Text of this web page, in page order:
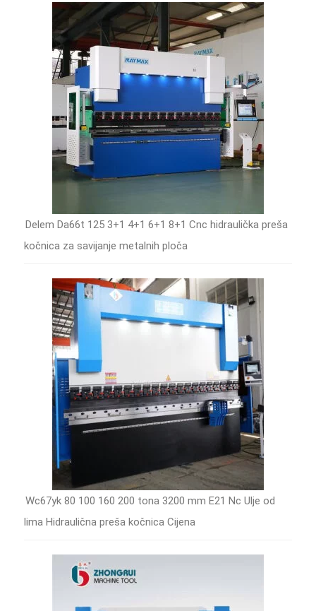
Delem Da66t 125 3+1 4+1 6+1 8+1 Cnc hidraulička preša
kočnica za savijanje metalnih ploča
Wc67yk 80 100 160 200 tona 3200 mm E21 Nc Ulje od
lima Hidraulična preša kočnica Cijena